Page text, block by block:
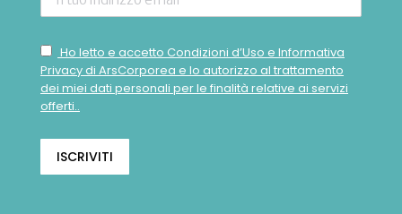
Ho letto e accetto Condizioni d’Uso e Informativa
Privacy di ArsCorporea e lo autorizzo al trattamento
dei miei dati personali per le finalità relative ai servizi
offerti..